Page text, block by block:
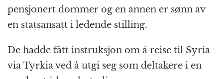
pensjonert dommer og en annen er sønn av
en statsansatt i ledende stilling.
De hadde fått instruksjon om å reise til Syria
via Tyrkia ved å utgi seg som deltakere i en